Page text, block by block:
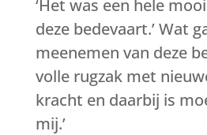
‘Het was een hele
deze bedevaart.’ Wat
meenemen van deze
volle rugzak met
kracht en daarbij is
mij.’